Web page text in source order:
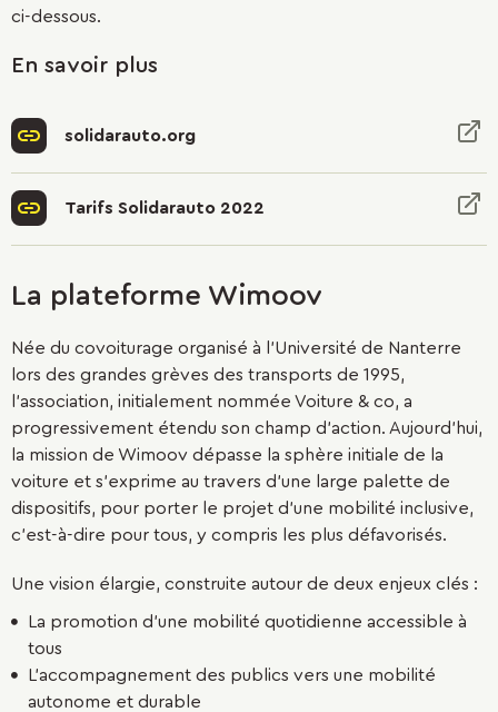
ci-dessous.
En savoir plus
solidarauto.org
Tarifs Solidarauto 2022
La plateforme Wimoov
Née du covoiturage organisé à l’Université de Nanterre
lors des grandes grèves des transports de 1995,
l’association, initialement nommée Voiture & co, a
progressivement étendu son champ d’action. Aujourd’hui,
la mission de Wimoov dépasse la sphère initiale de la
voiture et s’exprime au travers d’une large palette de
dispositifs, pour porter le projet d’une mobilité inclusive,
c’est-à-dire pour tous, y compris les plus défavorisés.
Une vision élargie, construite autour de deux enjeux clés :
La promotion d’une mobilité quotidienne accessible à
tous
L’accompagnement des publics vers une mobilité
autonome et durable